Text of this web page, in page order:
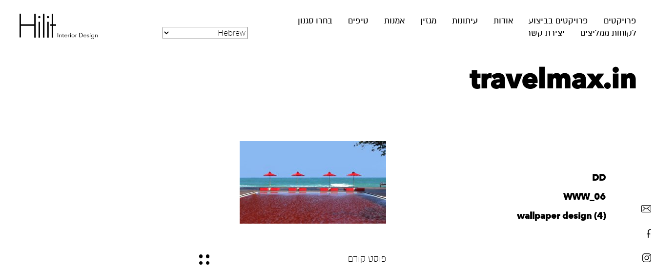
פרויקטים פרויקטים בביצוע אודות עיתונות מגזין אמנות טיפים
בחרו סגנון
לקוחות ממליצים
יצירת קשר
travelmax.in
DD
WWW_06
wallpaper design (4)
פוסט קודם